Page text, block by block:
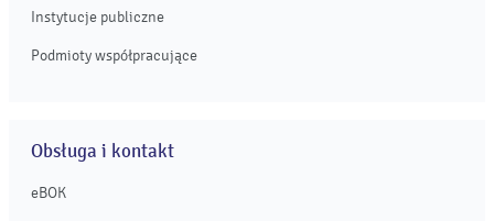
Instytucje publiczne
Podmioty współpracujące
Obsługa i kontakt
eBOK